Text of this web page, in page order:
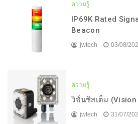
ความรู้
IP69K Rated
Beacon
jwtech 03/08/
ความรู้
วิชั่นซิสเต็ม
jwtech 31/07/